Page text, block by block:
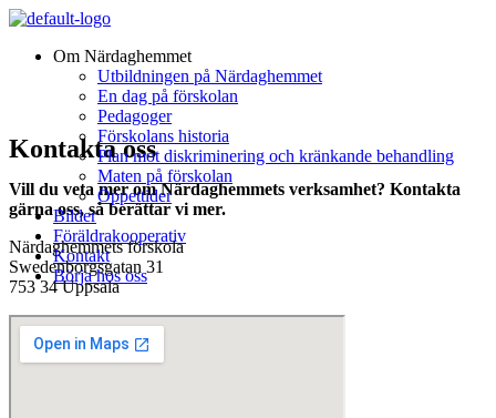
Om Närdaghemmet
Utbildningen på Närdaghemmet
En dag på förskolan
Pedagoger
Förskolans historia
Plan mot diskriminering och kränkande behandling
Maten på förskolan
Öppettider
Bilder
Föräldrakooperativ
Kontakt
Börja hos oss
Kontakta oss
Vill du veta mer om Närdaghemmets verksamhet? Kontakta
gärna oss, så berättar vi mer.
Närdaghemmets förskola
Swedenborgsgatan 31
753 34 Uppsala